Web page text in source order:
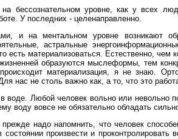
бессознательном уровне, как у всех
У последних - целенаправленно.
и на ментальном уровне возникают
астральные
есть материализоваться. Естественно,
образуются мыслеформы, тем
материализация, я не знаю.
нас не столь важно как, а то, что это
воде. Любой человек вольно или невольно
воду вовсе не обязательно обладать
надо напомнить, что человек
произвести и